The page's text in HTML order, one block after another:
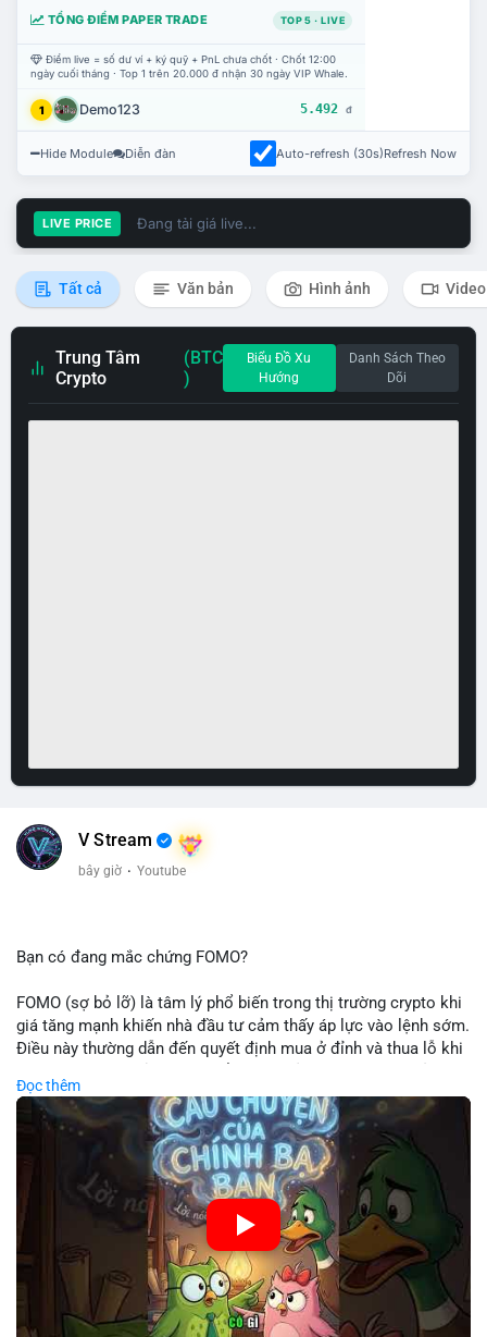
TỔNG ĐIỂM PAPER TRADE TOP 5 · LIVE
Điểm live = số dư ví + ký quỹ + PnL chưa chốt · Chốt 12:00
ngày cuối tháng · Top 1 trên 20.000 đ nhận 30 ngày VIP Whale.
1 Demo123 5.492 đ
Hide Module Diễn đàn Auto-refresh (30s)Refresh Now
LIVE PRICE Đang tải giá live...
Tất cả Văn bản Hình ảnh Video
Trung Tâm
Crypto
(BTC
)
Biểu Đồ Xu
Hướng
Danh Sách Theo
Dõi
V Stream
bây giờ · Youtube
Bạn có đang mắc chứng FOMO?
FOMO (sợ bỏ lỡ) là tâm lý phổ biến trong thị trường crypto khi
giá tăng mạnh khiến nhà đầu tư cảm thấy áp lực vào lệnh sớm.
Điều này thường dẫn đến quyết định mua ở đỉnh và thua lỗ khi
chiến lược đầu tư rõ ràng.
🎥 Xem video trực tiếp tại:
Nguồn: Cú Thông Thái
Đọc thêm